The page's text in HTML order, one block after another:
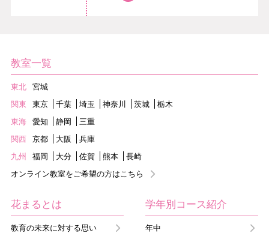
教室一覧
東北
宮城
関東
東京 千葉 埼玉 神奈川 茨城
栃木
東海
愛知 静岡
三重
関西
京都 大阪
兵庫
九州
福岡 大分 佐賀 熊本
長崎
オンライン教室をご希望の方はこちら
花まるとは
教育の未来に対する思い
学年別コース紹介
年中